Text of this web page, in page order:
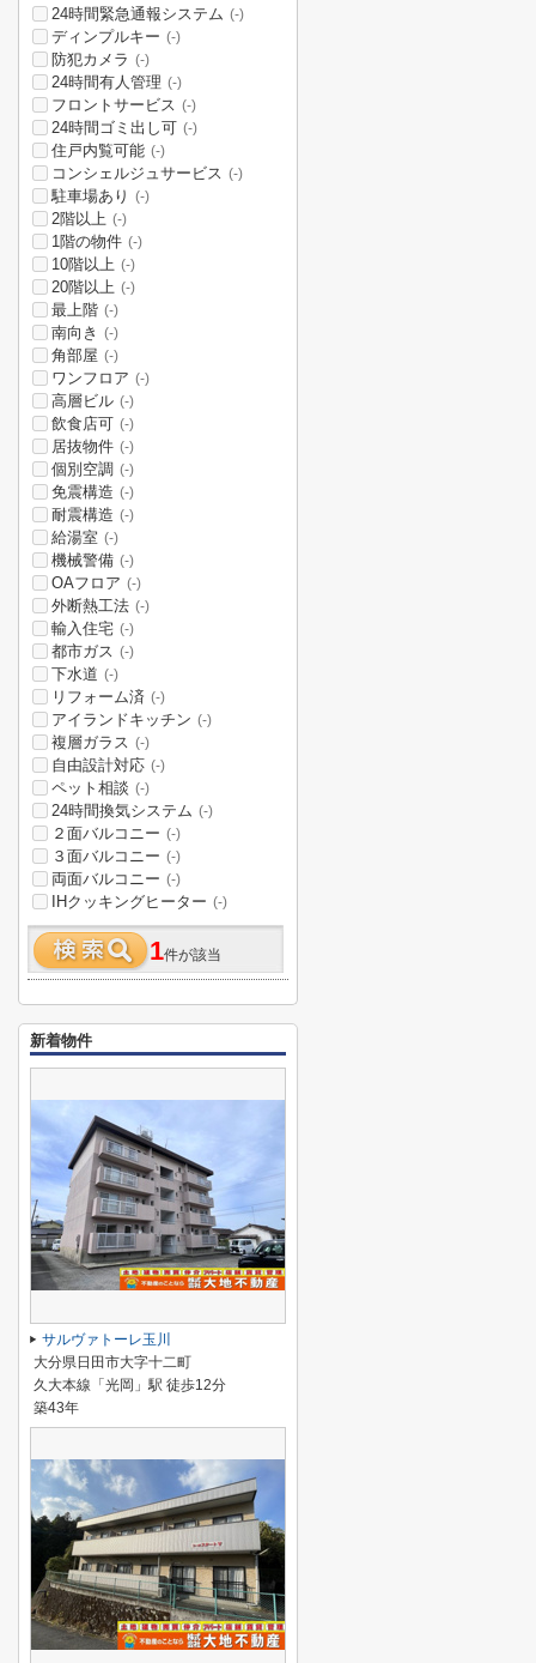
24時間緊急通報システム (-)
ディンプルキー (-)
防犯カメラ (-)
24時間有人管理 (-)
フロントサービス (-)
24時間ゴミ出し可 (-)
住戸内覧可能 (-)
コンシェルジュサービス (-)
駐車場あり (-)
2階以上 (-)
1階の物件 (-)
10階以上 (-)
20階以上 (-)
最上階 (-)
南向き (-)
角部屋 (-)
ワンフロア (-)
高層ビル (-)
飲食店可 (-)
居抜物件 (-)
個別空調 (-)
免震構造 (-)
耐震構造 (-)
給湯室 (-)
機械警備 (-)
OAフロア (-)
外断熱工法 (-)
輸入住宅 (-)
都市ガス (-)
下水道 (-)
リフォーム済 (-)
アイランドキッチン (-)
複層ガラス (-)
自由設計対応 (-)
ペット相談 (-)
24時間換気システム (-)
２面バルコニー (-)
３面バルコニー (-)
両面バルコニー (-)
IHクッキングヒーター (-)
1件が該当
新着物件
サルヴァトーレ玉川
大分県日田市大字十二町
久大本線「光岡」駅 徒歩12分
築43年